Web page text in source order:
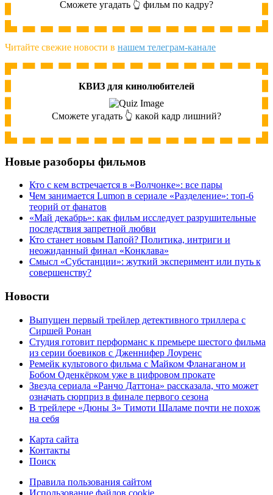
Сможете угадать 👆 фильм по кадру?
Читайте свежие новости в нашем телеграм-канале
КВИЗ для кинолюбителей
Сможете угадать 👆 какой кадр лишний?
Новые разоборы фильмов
Кто с кем встречается в «Волчонке»: все пары
Чем занимается Lumon в сериале «Разделение»: топ-6
теорий от фанатов
«Май декабрь»: как фильм исследует разрушительные
последствия запретной любви
Кто станет новым Папой? Политика, интриги и
неожиданный финал «Конклава»
Cмысл «Субстанции»: жуткий эксперимент или путь к
совершенству?
Новости
Выпущен первый трейлер детективного триллера с
Сиршей Ронан
Студия готовит перформанс к премьере шестого фильма
из серии боевиков с Дженнифер Лоуренс
Ремейк культового фильма с Майком Фланаганом и
Бобом Оденкёрком уже в цифровом прокате
Звезда сериала «Ранчо Даттона» рассказала, что может
означать сюрприз в финале первого сезона
В трейлере «Дюны 3» Тимоти Шаламе почти не похож
на себя
Карта сайта
Контакты
Поиск
Правила пользования сайтом
Использование файлов cookie